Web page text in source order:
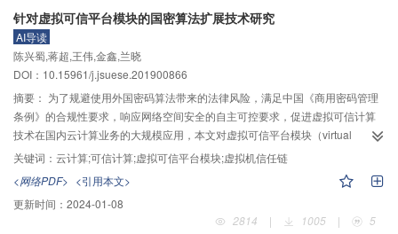
来，给出临界水深h
cr
的理论表达式，其主要受颗粒粒径、颗粒比重、孔隙率、
坡体渗透率和斜坡坡度等因素共同控制。通过将试验结果与计算结果进一步对
比发现，在同一粒径区间内，临界水深h
减小，而理论值与实测值之间的相对误差随坡度的增大而增大，但其均控制在
35%以内，并对产生该误差的原因进行了分析。为修正实测值与计算值之间的
误差，应用MATLAB的神经网络模块对数据进行拟合，建立含两个神经网络结
构的临界水深hcr修正公式，精度较高。
针对虚拟可信平台模块的国密算法扩展技术研究
AI导读
陈兴蜀,蒋超,王伟,金鑫,兰晓
DOI：10.15961/j.jsuese.201900866
摘要： 为了规避使用外国密码算法带来的法律风险，满足中国《商用密码管理
条例》的合规性要求，响应网络空间安全的自主可控要求，促进虚拟可信计算
技术在国内云计算业务的大规模应用，本文对虚拟可信平台模块（virtual
trusted platform module，vTPM）和虚拟机信任链相关组件添加了对中国国家
商用密码算法（国密算法）的支持。首先，在vTPM中添加对密码算法工具包
GmSSL（GM/T secure sockets layer）中散列密码算法（SM3）和对称密码算
法（SM4）的调用接口，并利用GmSSL的大数运算模块实现国密算法中的非对
称密码算法（SM2）的调用接口，从而为上层应用提供基于国密算法的可信计
关键词： 云计算;可信计算;虚拟可信平台模块;虚拟机信任链
<网络PDF> <引用本文>
更新时间： 2024-01-08
2814
| 1005 | 5